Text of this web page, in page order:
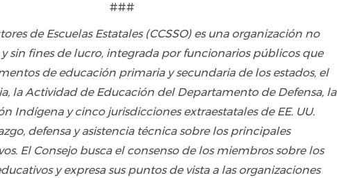
###
de Escuelas Estatales (CCSSO) es una organización no
y sin fines de lucro, integrada por funcionarios públicos que
de educación primaria y secundaria de los estados, el
la Actividad de Educación del Departamento de Defensa, la
Indígena y cinco jurisdicciones extraestatales de EE. UU.
defensa y asistencia técnica sobre los principales
El Consejo busca el consenso de los miembros sobre los
y expresa sus puntos de vista a las organizaciones